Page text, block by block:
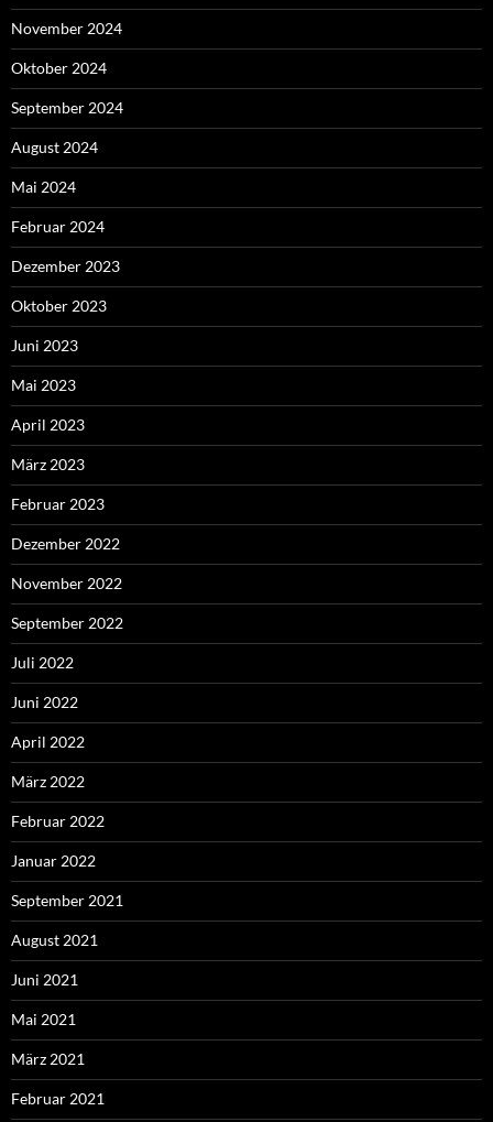
November 2024
Oktober 2024
September 2024
August 2024
Mai 2024
Februar 2024
Dezember 2023
Oktober 2023
Juni 2023
Mai 2023
April 2023
März 2023
Februar 2023
Dezember 2022
November 2022
September 2022
Juli 2022
Juni 2022
April 2022
März 2022
Februar 2022
Januar 2022
September 2021
August 2021
Juni 2021
Mai 2021
März 2021
Februar 2021